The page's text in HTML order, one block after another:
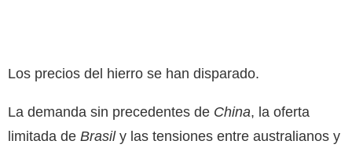
Los precios del hierro se han disparado.
La demanda sin precedentes de China, la oferta
limitada de Brasily las tensiones entre australianos y